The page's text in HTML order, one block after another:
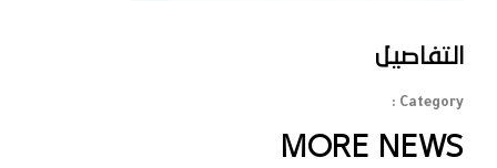
التفاصيل
Category :
MORE NEWS